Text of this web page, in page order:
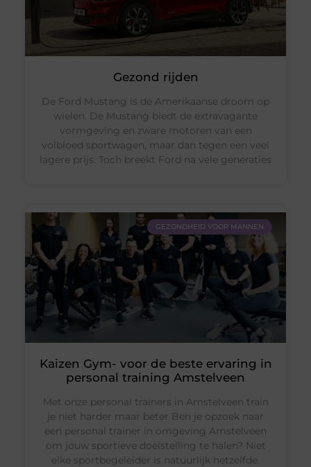
Gezond rijden
De Ford Mustang is de Amerikaanse droom op
wielen. De Mustang biedt de extravagante
vormgeving en zware motoren van een
volbloed sportwagen, maar dan tegen een veel
lagere prijs. Toch breekt Ford na vele generaties
GEZONDHEID VOOR MANNEN
Kaizen Gym- voor de beste ervaring in
personal training Amstelveen
Met onze personal trainers in Amstelveen train
je niet harder maar beter Ben je opzoek naar
een personal trainer in omgeving Amstelveen
om jouw sportieve doelstelling te halen? Niet
elke sportbegeleider is natuurlijk hetzelfde.